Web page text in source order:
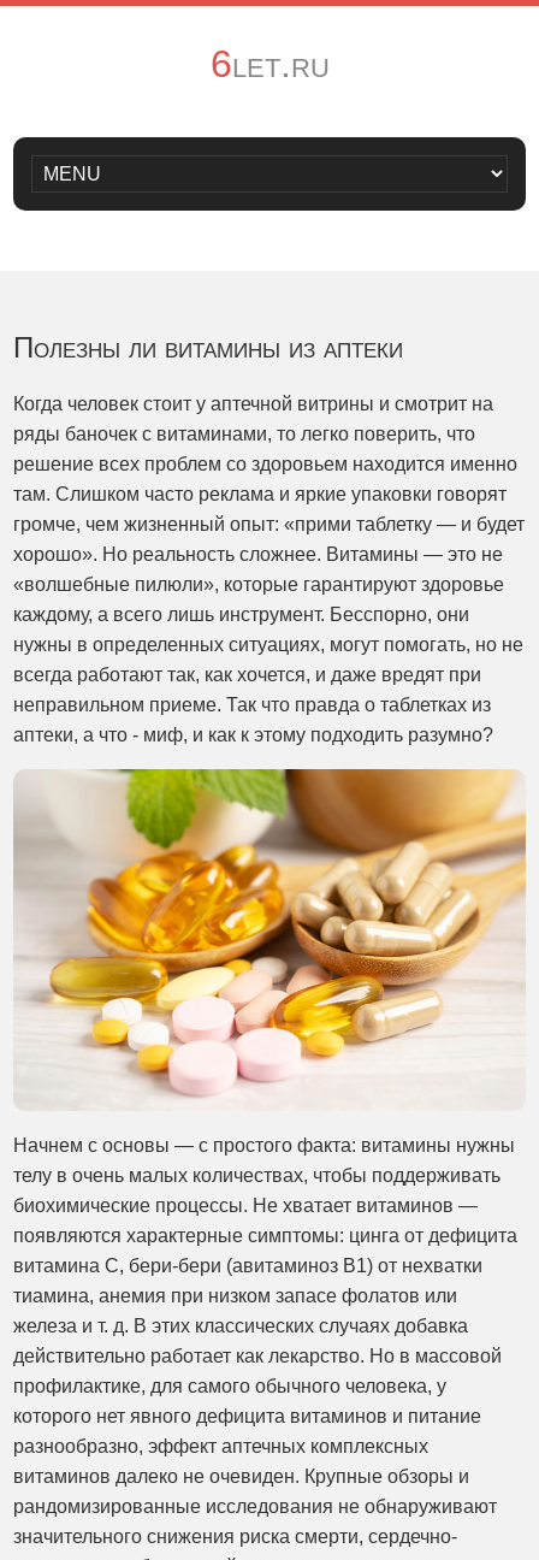
6let.ru
Полезны ли витамины из аптеки
Когда человек стоит у аптечной витрины и смотрит на
ряды баночек с витаминами, то легко поверить, что
решение всех проблем со здоровьем находится именно
там. Слишком часто реклама и яркие упаковки говорят
громче, чем жизненный опыт: «прими таблетку — и будет
хорошо». Но реальность сложнее. Витамины — это не
«волшебные пилюли», которые гарантируют здоровье
каждому, а всего лишь инструмент. Бесспорно, они
нужны в определенных ситуациях, могут помогать, но не
всегда работают так, как хочется, и даже вредят при
неправильном приеме. Так что правда о таблетках из
аптеки, а что - миф, и как к этому подходить разумно?
Начнем с основы — с простого факта: витамины нужны
телу в очень малых количествах, чтобы поддерживать
биохимические процессы. Не хватает витаминов —
появляются характерные симптомы: цинга от дефицита
витамина C, бери-бери (авитаминоз В1) от нехватки
тиамина, анемия при низком запасе фолатов или
железа и т. д. В этих классических случаях добавка
действительно работает как лекарство. Но в массовой
профилактике, для самого обычного человека, у
которого нет явного дефицита витаминов и питание
разнообразно, эффект аптечных комплексных
витаминов далеко не очевиден. Крупные обзоры и
рандомизированные исследования не обнаруживают
значительного снижения риска смерти, сердечно-